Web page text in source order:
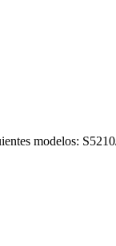
modelos: